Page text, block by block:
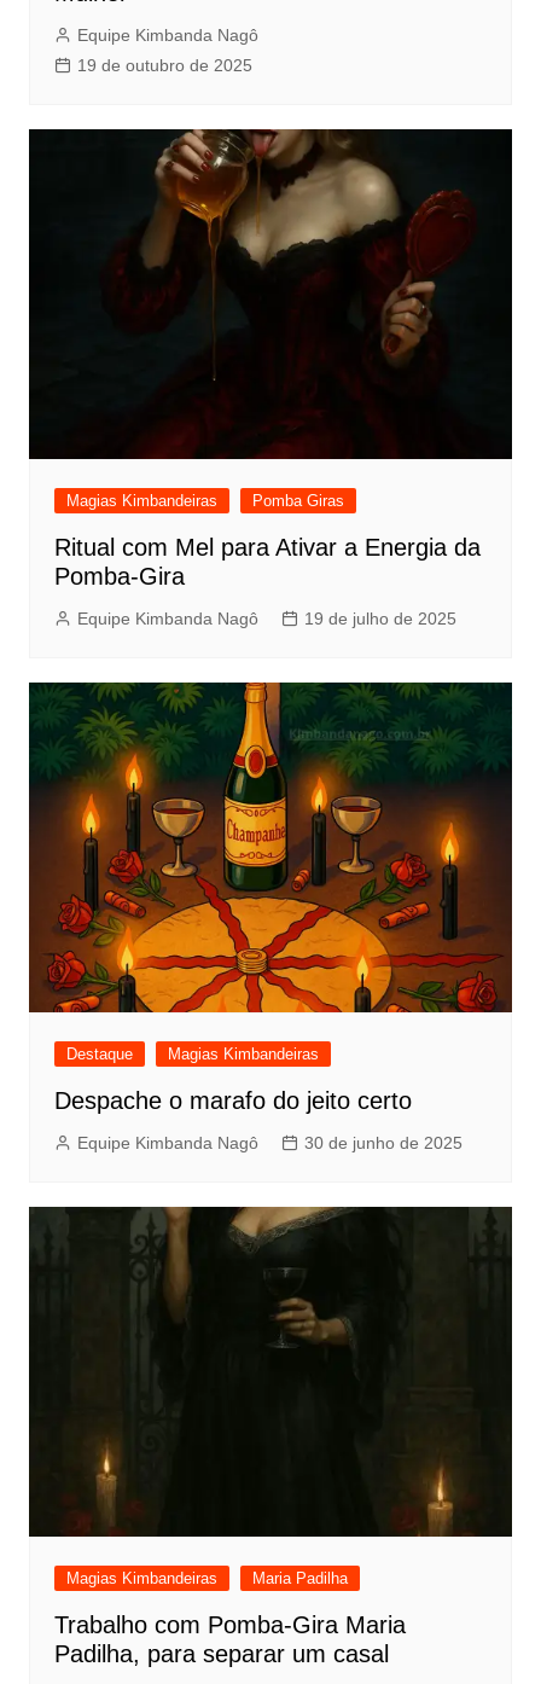
Equipe Kimbanda Nagô
19 de outubro de 2025
Magias Kimbandeiras Pomba Giras
Ritual com Mel para Ativar a Energia da
Pomba-Gira
Equipe Kimbanda Nagô 19 de julho de 2025
Destaque Magias Kimbandeiras
Despache o marafo do jeito certo
Equipe Kimbanda Nagô 30 de junho de 2025
Magias Kimbandeiras Maria Padilha
Trabalho com Pomba-Gira Maria
Padilha, para separar um casal